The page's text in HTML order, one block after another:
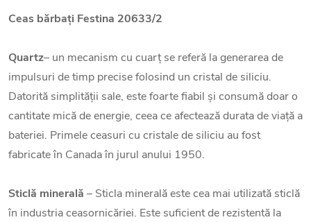
Ceas bărbați Festina 20633/2
Quartz– un mecanism cu cuarț se referă la generarea de
impulsuri de timp precise folosind un cristal de siliciu.
Datorită simplității sale, este foarte fiabil și consumă doar o
cantitate mică de energie, ceea ce afectează durata de viață a
bateriei. Primele ceasuri cu cristale de siliciu au fost
fabricate în Canada în jurul anului 1950.
Sticlă minerală – Sticla minerală este cea mai utilizată sticlă
în industria ceasornicăriei. Este suficient de rezistentă la